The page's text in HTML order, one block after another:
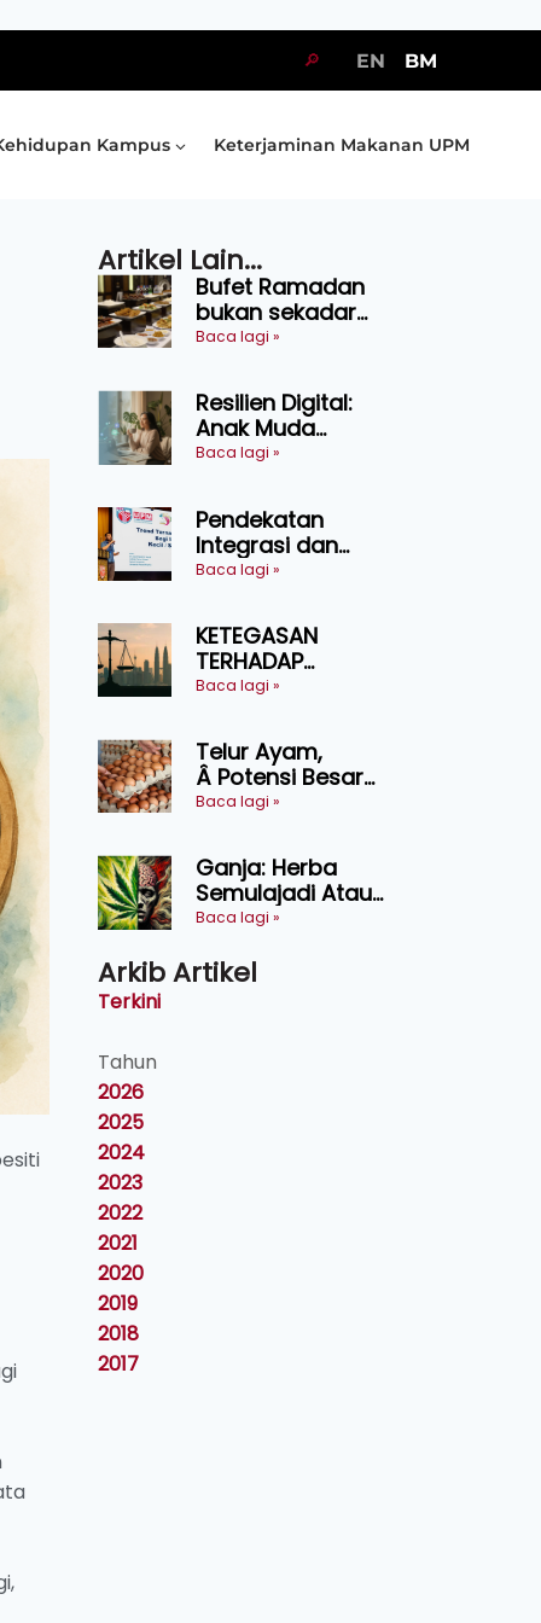
🔎 EN BM
Kampus Keterjaminan Makanan UPM
Artikel Lain...
Bufet Ramadan
bukan sekadar
juadah, perlu bijak
selamat
menikmati
Baca lagi »
Resilien Digital:
Anak Muda
Belajar Bertahan
Menekan Diri
Baca lagi »
Pendekatan
Integrasi dan
Teknologi Baharu
Ternakan
Ruminan
Baca lagi »
KETEGASAN
TERHADAP
KEDAULATAN
ASAS KEPADA
KEADILAN DAN
KEHARMONIAN
Baca lagi »
Telur Ayam,
Â Potensi Besar
Dalam Industri
Kosmetik dan
Penyelidikan
Baca lagi »
Ganja: Herba
Semulajadi Atau
Ancaman
Baca lagi »
Arkib Artikel
Terkini
Tahun
2026
2025
2024
2023
2022
2021
2020
2019
2018
2017